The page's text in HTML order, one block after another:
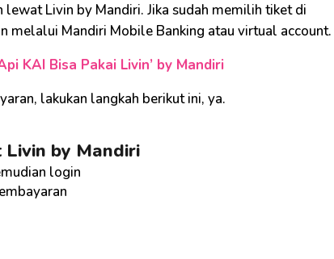
Livin by Mandiri. Jika sudah memilih tiket di
melalui Mandiri Mobile Banking atau virtual account.
KAI Bisa Pakai Livin’ by Mandiri
lakukan langkah berikut ini, ya.
by Mandiri
login